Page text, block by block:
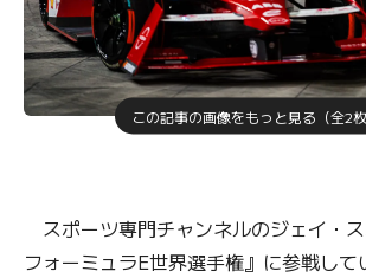
この記事の画像をもっと見る（全2枚
スポーツ専門チャンネルのジェイ・
フォーミュラE世界選手権』に参戦して